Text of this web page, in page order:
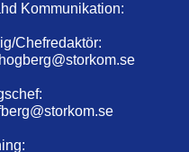
Kommunikation:
Chefredaktör: